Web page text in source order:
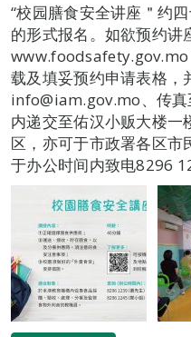
“校园膳食安全讲座＂约
的形式报名。如欲预约讲
www.foodsafety.gov.mo
载及填妥预约申请表格，
info@iam.gov.mo、传
内递交至佑汉小贩大楼
区，亦可于市政署各区
于办公时间内致电8296